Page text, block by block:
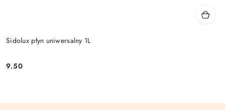
Sidolux płyn uniwersalny 1L
Cena:
9.50